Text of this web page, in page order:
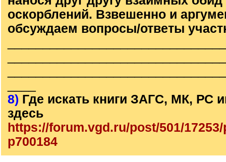
оскорблений. Взвешенно и
обсуждаем вопросы/ответы
8) Где искать книги ЗАГС, МК, РС
здесь
https://forum.vgd.ru/post/501/
p700184